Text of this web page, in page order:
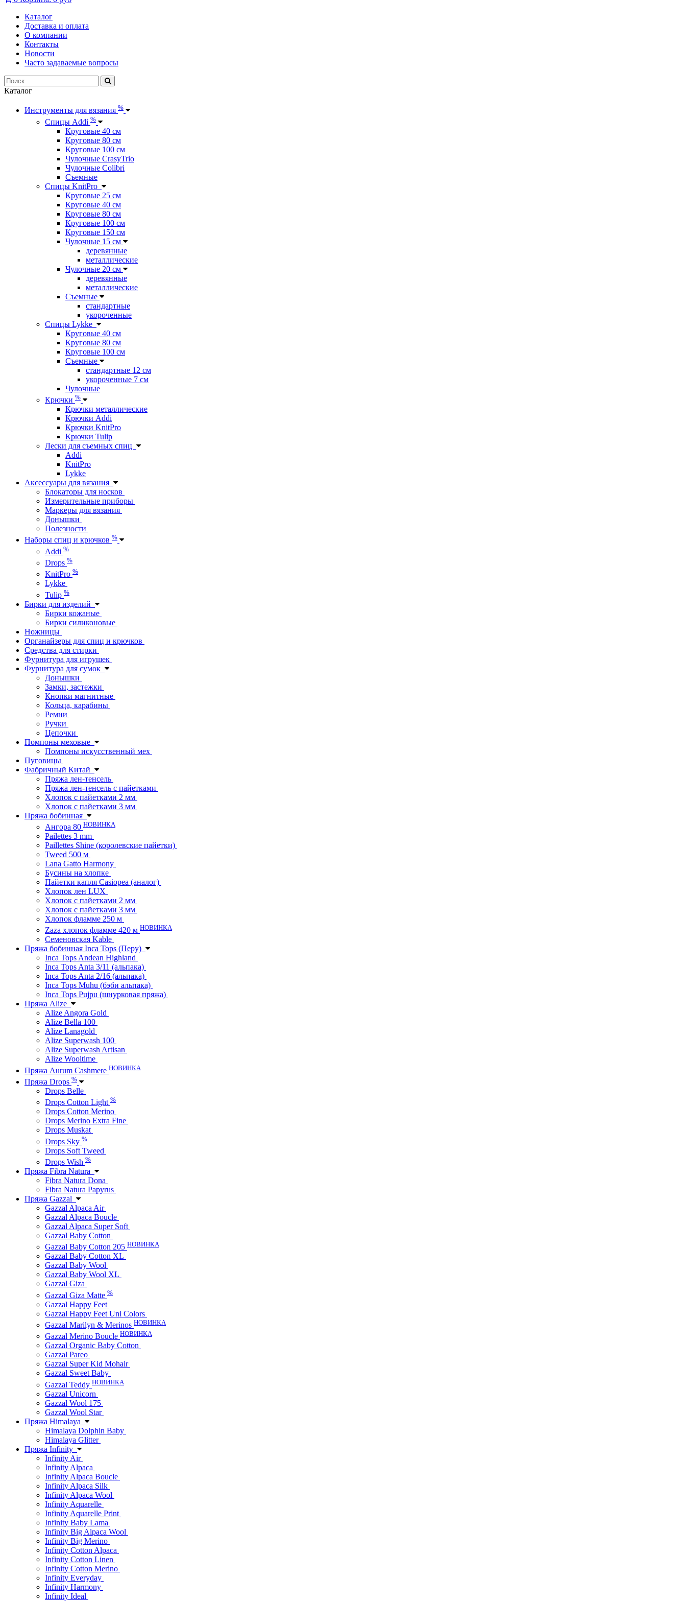
Каталог
Доставка и оплата
О компании
Контакты
Новости
Часто задаваемые вопросы
Каталог
Инструменты для вязания %
Спицы Addi %
Круговые 40 см
Круговые 80 см
Круговые 100 см
Чулочные CrasyTrio
Чулочные Colibri
Съемные
Спицы KnitPro
Круговые 25 см
Круговые 40 см
Круговые 80 см
Круговые 100 см
Круговые 150 см
Чулочные 15 см
деревянные
металлические
Чулочные 20 см
деревянные
металлические
Съемные
стандартные
укороченные
Спицы Lykke
Круговые 40 см
Круговые 80 см
Круговые 100 см
Съемные
стандартные 12 см
укороченные 7 см
Чулочные
Крючки %
Крючки металлические
Крючки Addi
Крючки KnitPro
Крючки Tulip
Лески для съемных спиц
Addi
KnitPro
Lykke
Аксессуары для вязания
Блокаторы для носков
Измерительные приборы
Маркеры для вязания
Донышки
Полезности
Наборы спиц и крючков %
Addi %
Drops %
KnitPro %
Lykke
Tulip %
Бирки для изделий
Бирки кожаные
Бирки силиконовые
Ножницы
Органайзеры для спиц и крючков
Средства для стирки
Фурнитура для игрушек
Фурнитура для сумок
Донышки
Замки, застежки
Кнопки магнитные
Кольца, карабины
Ремни
Ручки
Цепочки
Помпоны меховые
Помпоны искусственный мех
Пуговицы
Фабричный Китай
Пряжа лен-тенсель
Пряжа лен-тенсель с пайетками
Хлопок с пайетками 2 мм
Хлопок с пайетками 3 мм
Пряжа бобинная
Ангора 80 НОВИНКА
Pailettes 3 mm
Paillettes Shine (королевские пайетки)
Tweed 500 м
Lana Gatto Harmony
Бусины на хлопке
Пайетки капля Casiopea (аналог)
Хлопок лен LUX
Хлопок с пайетками 2 мм
Хлопок с пайетками 3 мм
Хлопок фламме 250 м
Zaza хлопок фламме 420 м НОВИНКА
Семеновская Kable
Пряжа бобинная Inca Tops (Перу)
Inca Tops Andean Highland
Inca Tops Anta 3/11 (альпака)
Inca Tops Anta 2/16 (альпака)
Inca Tops Muhu (бэби альпака)
Inca Tops Pujpu (шнурковая пряжа)
Пряжа Alize
Alize Angora Gold
Alize Bella 100
Alize Lanagold
Alize Superwash 100
Alize Superwash Artisan
Alize Wooltime
Пряжа Aurum Cashmere НОВИНКА
Пряжа Drops %
Drops Belle
Drops Cotton Light %
Drops Cotton Merino
Drops Merino Extra Fine
Drops Muskat
Drops Sky %
Drops Soft Tweed
Drops Wish %
Пряжа Fibra Natura
Fibra Natura Dona
Fibra Natura Papyrus
Пряжа Gazzal
Gazzal Alpaca Air
Gazzal Alpaca Boucle
Gazzal Alpaca Super Soft
Gazzal Baby Cotton
Gazzal Baby Cotton 205 НОВИНКА
Gazzal Baby Cotton XL
Gazzal Baby Wool
Gazzal Baby Wool XL
Gazzal Giza
Gazzal Giza Matte %
Gazzal Happy Feet
Gazzal Happy Feet Uni Colors
Gazzal Marilyn & Merinos НОВИНКА
Gazzal Merino Boucle НОВИНКА
Gazzal Organic Baby Cotton
Gazzal Pareo
Gazzal Super Kid Mohair
Gazzal Sweet Baby
Gazzal Teddy НОВИНКА
Gazzal Unicorn
Gazzal Wool 175
Gazzal Wool Star
Пряжа Himalaya
Himalaya Dolphin Baby
Himalaya Glitter
Пряжа Infinity
Infinity Air
Infinity Alpaca
Infinity Alpaca Boucle
Infinity Alpaca Silk
Infinity Alpaca Wool
Infinity Aquarelle
Infinity Aquarelle Print
Infinity Baby Lama
Infinity Big Alpaca Wool
Infinity Big Merino
Infinity Cotton Alpaca
Infinity Cotton Linen
Infinity Cotton Merino
Infinity Everyday
Infinity Harmony
Infinity Ideal